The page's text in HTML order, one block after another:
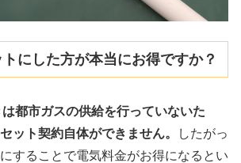
にした方が本当にお得ですか？
都市ガスの供給を行っていないた
ット契約自体ができません。
したがっ
することで電気料金がお得になるとい